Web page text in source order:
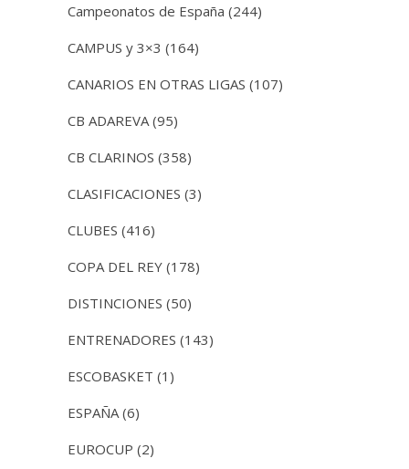
Campeonatos de España (244)
CAMPUS y 3×3 (164)
CANARIOS EN OTRAS LIGAS (107)
CB ADAREVA (95)
CB CLARINOS (358)
CLASIFICACIONES (3)
CLUBES (416)
COPA DEL REY (178)
DISTINCIONES (50)
ENTRENADORES (143)
ESCOBASKET (1)
ESPAÑA (6)
EUROCUP (2)